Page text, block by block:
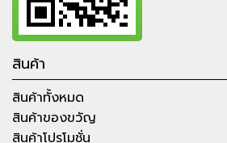
สินค้า
สินค้าทั้งหมด
สินค้าของขวัญ
สินค้าโปรโมชั่น